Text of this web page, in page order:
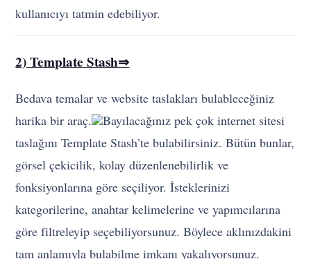
kullanıcıyı tatmin edebiliyor.
2) Template Stash⇒
Bedava temalar ve website taslakları bulableceğiniz
harika bir araç.
Bayılacağınız pek çok internet sitesi
taslağını Template Stash’te bulabilirsiniz. Bütün bunlar,
görsel çekicilik, kolay düzenlenebilirlik ve
fonksiyonlarına göre seçiliyor. İsteklerinizi
kategorilerine, anahtar kelimelerine ve yapımcılarına
göre filtreleyip seçebiliyorsunuz. Böylece aklınızdakini
tam anlamıyla bulabilme imkanı yakalıyorsunuz.